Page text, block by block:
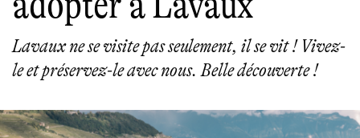
Lavaux ne se visite pas seulement, il se vit ! Vivez-
le et préservez-le avec nous. Belle découverte !